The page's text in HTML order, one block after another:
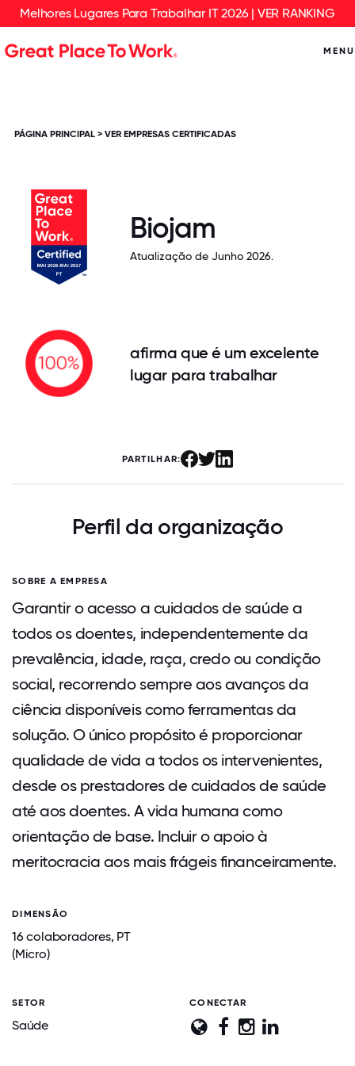
Melhores Lugares Para Trabalhar IT 2026 | VER RANKING
MENU
PÁGINA PRINCIPAL > VER EMPRESAS CERTIFICADAS
Biojam
Atualização de Junho 2026.
afirma que é um excelente
lugar para trabalhar
PARTILHAR:
Perfil da organização
SOBRE A EMPRESA
Garantir o acesso a cuidados de saúde a
todos os doentes, independentemente da
prevalência, idade, raça, credo ou condição
social, recorrendo sempre aos avanços da
ciência disponíveis como ferramentas da
solução. O único propósito é proporcionar
qualidade de vida a todos os intervenientes,
desde os prestadores de cuidados de saúde
até aos doentes. A vida humana como
orientação de base. Incluir o apoio à
meritocracia aos mais frágeis financeiramente.
DIMENSÃO
16 colaboradores, PT
(Micro)
SETOR
Saúde
CONECTAR